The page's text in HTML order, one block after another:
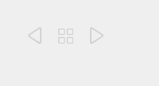
  